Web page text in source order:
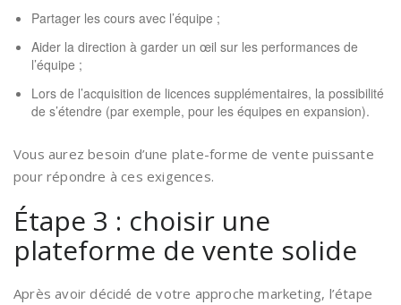
Partager les cours avec l’équipe ;
Aider la direction à garder un œil sur les performances de
l’équipe ;
Lors de l’acquisition de licences supplémentaires, la possibilité
de s’étendre (par exemple, pour les équipes en expansion).
Vous aurez besoin d’une plate-forme de vente puissante
pour répondre à ces exigences.
Étape 3 : choisir une
plateforme de vente solide
Après avoir décidé de votre approche marketing, l’étape